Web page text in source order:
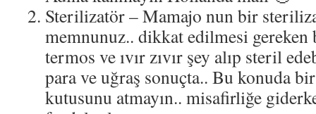
Sterilizatör – Mamajo nun bir
memnunuz.. dikkat edilmesi gereken
termos ve ıvır zıvır şey alıp steril
para ve uğraş sonuçta.. Bu konuda
kutusunu atmayın.. misafirliğe